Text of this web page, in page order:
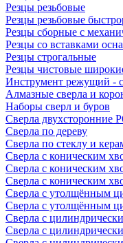
Резцы резьбовые
Резцы резьбовые
Резцы сборные с
Резцы со вставками
Резцы строгальные
Резцы чистовые
Инструмент режущий -
Алмазные сверла и
Наборы сверл и буров
Сверла двухсторонние
Сверла по дереву
Сверла по стеклу и
Сверла с коническим
Сверла с коническим
Сверла с коническим
Сверла с утолщённым
Сверла с утолщённым
Сверла с
Сверла с